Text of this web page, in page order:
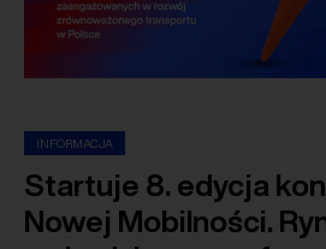
INFORMACJA
Startuje 8. edycja
Nowej Mobilności.